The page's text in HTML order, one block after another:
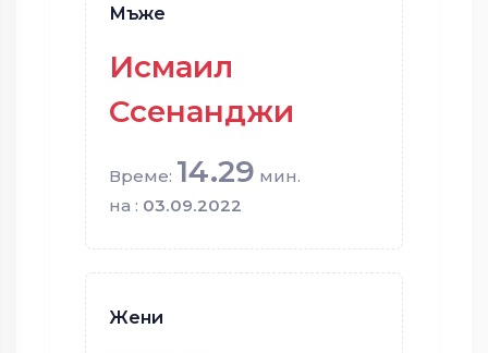
Мъже
Исмаил
Ссенанджи
Време: 14.29 мин.
на : 03.09.2022
Жени